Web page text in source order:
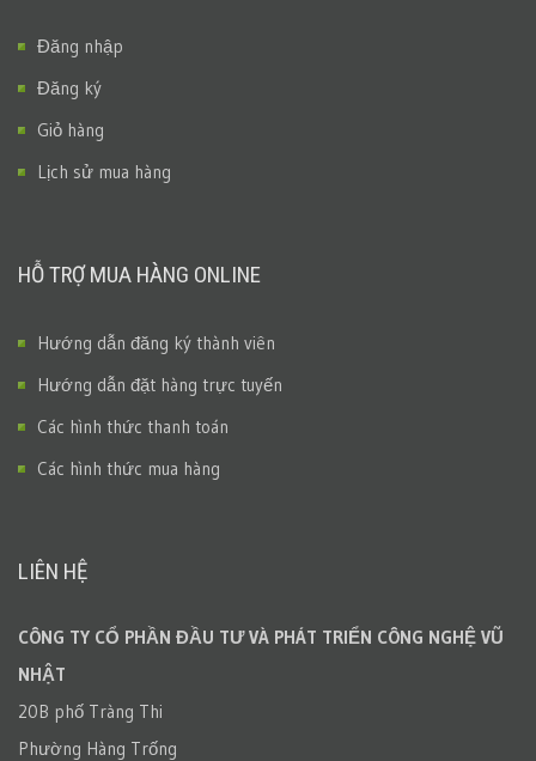
Đăng nhập
Đăng ký
Giỏ hàng
Lịch sử mua hàng
HỖ TRỢ MUA HÀNG ONLINE
Hướng dẫn đăng ký thành viên
Hướng dẫn đặt hàng trực tuyến
Các hình thức thanh toán
Các hình thức mua hàng
LIÊN HỆ
CÔNG TY CỔ PHẦN ĐẦU TƯ VÀ PHÁT TRIỂN CÔNG NGHỆ VŨ
NHẬT
20B phố Tràng Thi
Phường Hàng Trống